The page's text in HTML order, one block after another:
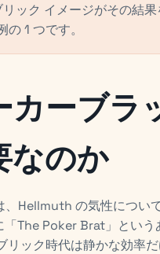
ック イメージがその結
1 つです。
カーブラ
なのか
、Hellmuth の気性につい
The Poker Brat」とい
リック時代は静かな効率